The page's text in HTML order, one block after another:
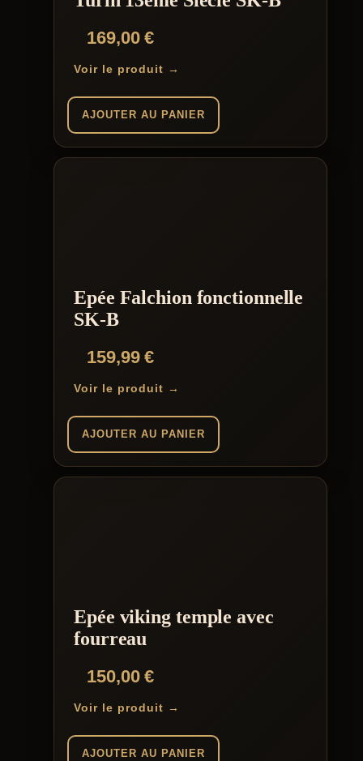
169,00€
Voir le produit →
AJOUTER AU PANIER
Epée Falchion fonctionnelle
SK-B
159,99€
Voir le produit →
AJOUTER AU PANIER
Epée viking temple avec
fourreau
150,00€
Voir le produit →
AJOUTER AU PANIER